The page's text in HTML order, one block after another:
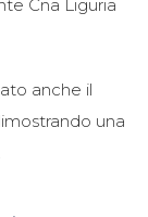
Cna Liguria
anche il
una